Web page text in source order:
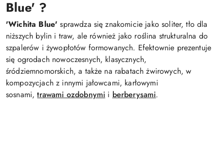
Blue' ?
'Wichita Blue'sprawdza się znakomicie jako soliter, tło dla
niższych bylin i traw, ale również jako roślina strukturalna do
szpalerów i żywopłotów formowanych. Efektownie prezentuje
się ogrodach nowoczesnych, klasycznych,
śródziemnomorskich, a także na rabatach żwirowych, w
kompozycjach z innymi jałowcami, karłowymi
sosnami,trawami ozdobnymi i berberysami.